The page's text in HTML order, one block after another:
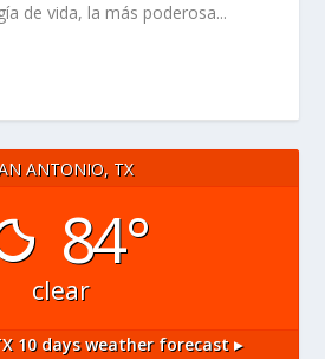
de vida, la más poderosa...
ANTONIO, TX
84°
clear
10 days weather forecast ▸